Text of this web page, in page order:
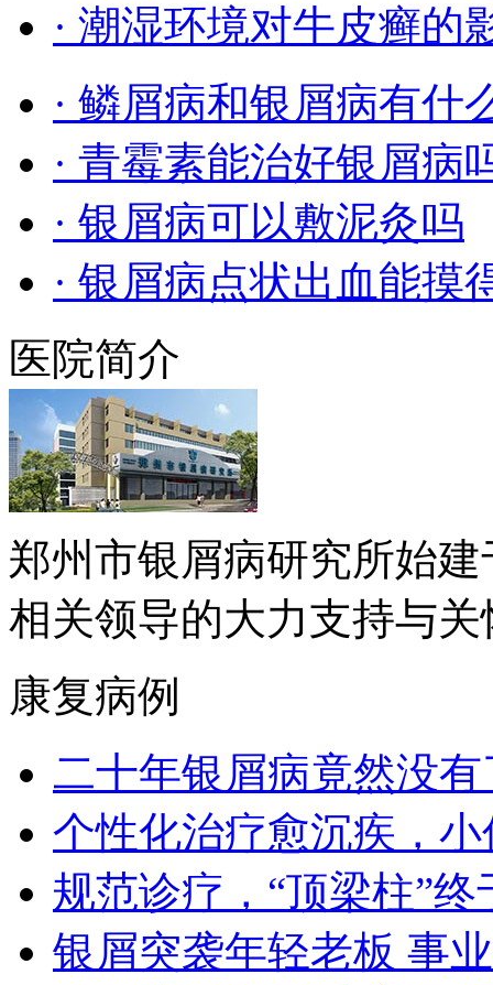
· 潮湿环境对牛皮癣的
· 鳞屑病和银屑病有什
· 青霉素能治好银屑病
· 银屑病可以敷泥灸吗
· 银屑病点状出血能摸
医院简介
郑州市银屑病研究所始
相关领导的大力支持与
康复病例
二十年银屑病竟然没
个性化治疗愈沉疾，
规范诊疗，“顶梁柱”终
银屑突袭年轻老板 事